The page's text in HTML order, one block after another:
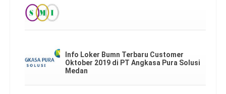
Info Loker Bumn Terbaru Customer
Oktober 2019 di PT Angkasa Pura Solusi
Medan